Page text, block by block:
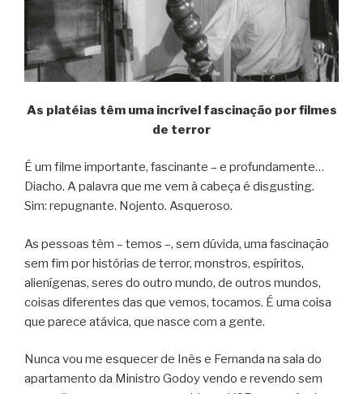
As platéias têm uma incrível fascinação por filmes
de terror
É um filme importante, fascinante – e profundamente…
Diacho. A palavra que me vem à cabeça é disgusting.
Sim: repugnante. Nojento. Asqueroso.
As pessoas têm – temos –, sem dúvida, uma fascinação
sem fim por histórias de terror, monstros, espíritos,
alienígenas, seres do outro mundo, de outros mundos,
coisas diferentes das que vemos, tocamos. É uma coisa
que parece atávica, que nasce com a gente.
Nunca vou me esquecer de Inês e Fernanda na sala do
apartamento da Ministro Godoy vendo e revendo sem